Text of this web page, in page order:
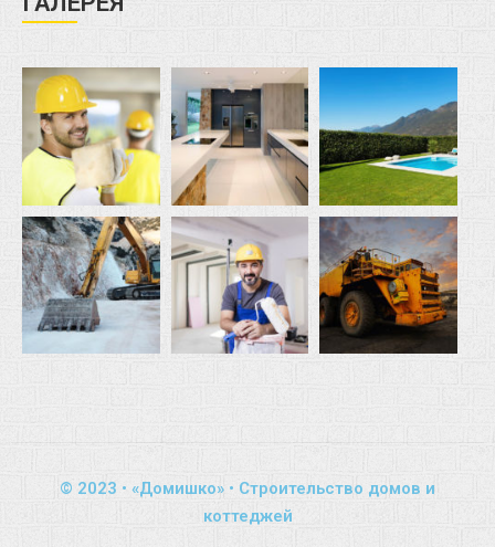
© 2023 • «Домишко» • Строительство домов и
коттеджей